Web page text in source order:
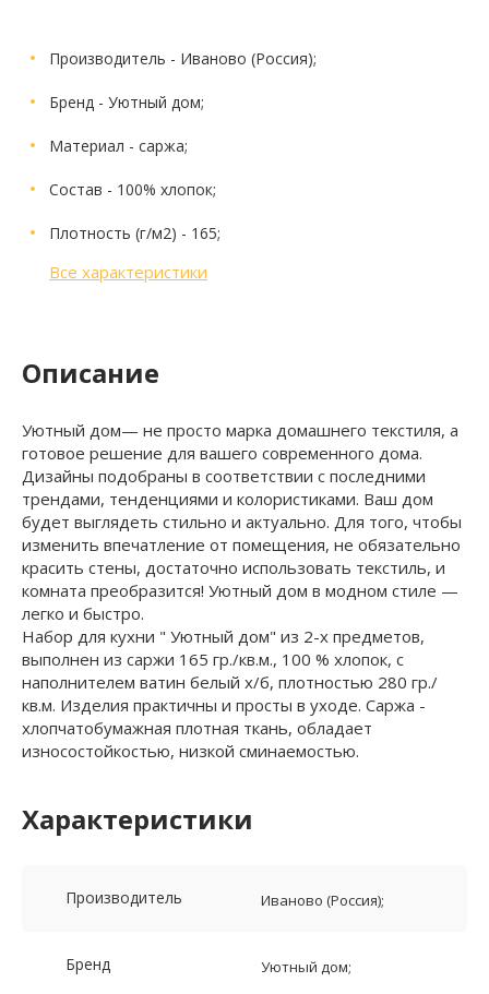
Производитель - Иваново (Россия);
Бренд - Уютный дом;
Материал - саржа;
Состав - 100% хлопок;
Плотность (г/м2) - 165;
Все характеристики
Описание
Уютный дом— не просто марка домашнего текстиля, а
готовое решение для вашего современного дома.
Дизайны подобраны в соответствии с последними
трендами, тенденциями и колористиками. Ваш дом
будет выглядеть стильно и актуально. Для того, чтобы
изменить впечатление от помещения, не обязательно
красить стены, достаточно использовать текстиль, и
комната преобразится! Уютный дом в модном стиле —
легко и быстро.
Набор для кухни " Уютный дом" из 2-х предметов,
выполнен из саржи 165 гр./кв.м., 100 % хлопок, с
наполнителем ватин белый х/б, плотностью 280 гр./
кв.м. Изделия практичны и просты в уходе. Саржа -
хлопчатобумажная плотная ткань, обладает
износостойкостью, низкой сминаемостью.
Характеристики
Производитель Иваново (Россия);
Бренд Уютный дом;